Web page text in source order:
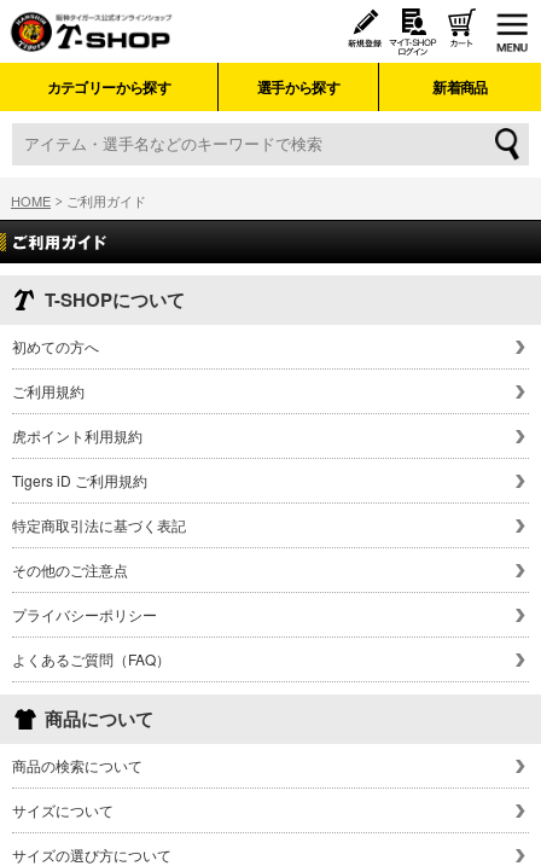
カテゴリーから探す 選手から探す 新着商品
HOME ご利用ガイド
T-SHOPについて
初めての方へ
ご利用規約
虎ポイント利用規約
Tigers iD ご利用規約
特定商取引法に基づく表記
その他のご注意点
プライバシーポリシー
よくあるご質問（FAQ）
商品について
商品の検索について
サイズについて
サイズの選び方について